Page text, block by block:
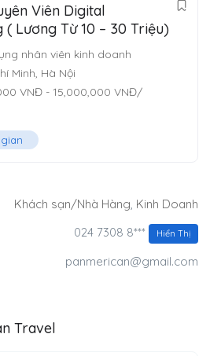
Viên Digital
( Lương Từ 10 – 30 Triệu)
nhân viên kinh doanh
Minh, Hà Nội
VNĐ - 15,000,000 VNĐ/
Khách sạn/Nhà Hàng Kinh Doanh
024 7308 8*** Hiển Thị
panmerican@gmail.com
Travel